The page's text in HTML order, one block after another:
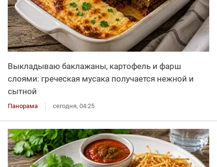
Выкладываю баклажаны, картофель и фарш
слоями: греческая мусака получается нежной и
сытной
Панорама сегодня, 04:25